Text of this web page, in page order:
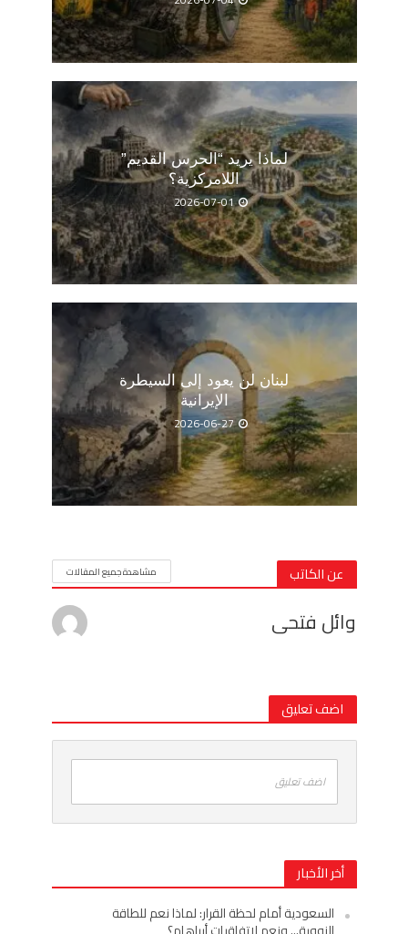
لماذا يريد “الحرس القديم”
اللامركزية؟
2026-07-01
لبنان لن يعود إلى السيطرة
الإيرانية
2026-06-27
عن الكاتب مشاهدة جميع المقالات
وائل فتحى
اضف تعليق
اضف تعليق
أخر الأخبار
السعودية أمام لحظة القرار: لماذا نعم للطاقة